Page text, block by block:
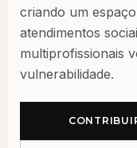
criando um
atendimentos
multiprofissionais
vulnerabilidade.